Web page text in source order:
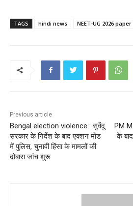
TAGS hindi news NEET-UG 2026
Previous article
Bengal election violence : सुवेंदु
सरकार के निर्देश के बाद एक्शन मोड
में पुलिस, चुनावी हिंसा के मामलों की
दोबारा जांच शुरू
PM
के